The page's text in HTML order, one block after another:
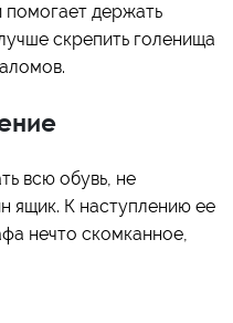
помогает держать
скрепить голенища
всю обувь, не
ящик. К наступлению ее
нечто скомканное,